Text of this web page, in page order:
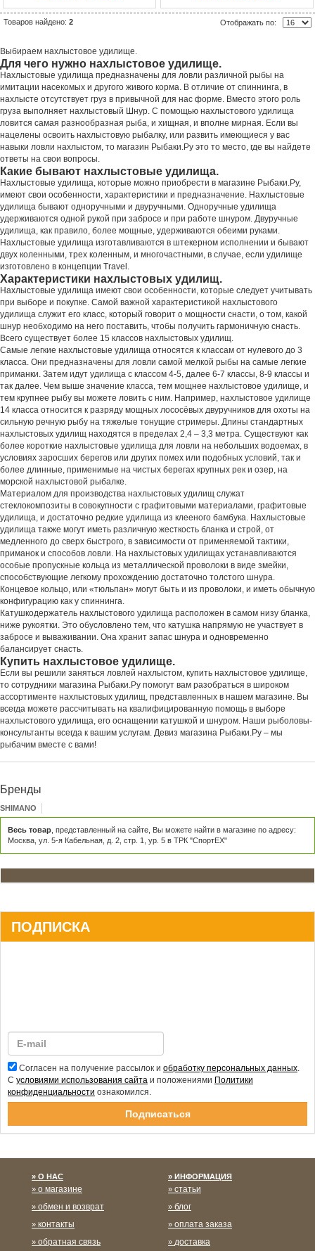
Товаров найдено: 2 Отображать по:
Выбираем нахлыстовое удилище.
Для чего нужно нахлыстовое удилище.
Нахлыстовые удилища предназначены для ловли различной рыбы на
имитации насекомых и другого живого корма. В отличие от спиннинга, в
нахлысте отсутствует груз в привычной для нас форме. Вместо этого роль
груза выполняет нахлыстовый Шнур. С помощью нахлыстового удилища
ловится самая разнообразная рыба, и хищная, и вполне мирная. Если вы
нацелены освоить нахлыстовую рыбалку, или развить имеющиеся у вас
навыки ловли нахлыстом, то магазин Рыбаки.Ру это то место, где вы найдете
ответы на свои вопросы.
Какие бывают нахлыстовые удилища.
Нахлыстовые удилища, которые можно приобрести в магазине Рыбаки.Ру,
имеют свои особенности, характеристики и предназначение. Нахлыстовые
удилища бывают одноручными и двуручными. Одноручные удилища
удерживаются одной рукой при забросе и при работе шнуром. Двуручные
удилища, как правило, более мощные, удерживаются обеими руками.
Нахлыстовые удилища изготавливаются в штекерном исполнении и бывают
двух коленными, трех коленным, и многочастными, в случае, если удилище
изготовлено в концепции Travel.
Характеристики нахлыстовых удилищ.
Нахлыстовые удилища имеют свои особенности, которые следует учитывать
при выборе и покупке. Самой важной характеристикой нахлыстового
удилища служит его класс, который говорит о мощности снасти, о том, какой
шнур необходимо на него поставить, чтобы получить гармоничную снасть.
Всего существует более 15 классов нахлыстовых удилищ.
Самые легкие нахлыстовые удилища относятся к классам от нулевого до 3
класса. Они предназначены для ловли самой мелкой рыбы на самые легкие
приманки. Затем идут удилища с классом 4-5, далее 6-7 классы, 8-9 классы и
так далее. Чем выше значение класса, тем мощнее нахлыстовое удилище, и
тем крупнее рыбу вы можете ловить с ним. Например, нахлыстовое удилище
14 класса относится к разряду мощных лососёвых двуручников для охоты на
сильную речную рыбу на тяжелые тонущие стримеры. Длины стандартных
нахлыстовых удилищ находятся в пределах 2,4 – 3,3 метра. Существуют как
более короткие нахлыстовые удилища для ловли на небольших водоемах, в
условиях заросших берегов или других помех или подобных условий, так и
более длинные, применимые на чистых берегах крупных рек и озер, на
морской нахлыстовой рыбалке.
Материалом для производства нахлыстовых удилищ служат
стеклокомпозиты в совокупности с графитовыми материалами, графитовые
удилища, и достаточно редкие удилища из клееного бамбука. Нахлыстовые
удилища также могут иметь различную жесткость бланка и строй, от
медленного до сверх быстрого, в зависимости от применяемой тактики,
приманок и способов ловли. На нахлыстовых удилищах устанавливаются
особые пропускные кольца из металлической проволоки в виде змейки,
способствующие легкому прохождению достаточно толстого шнура.
Концевое кольцо, или «тюльпан» могут быть и из проволоки, и иметь обычную
конфигурацию как у спиннинга.
Катушкодержатель нахлыстового удилища расположен в самом низу бланка,
ниже рукоятки. Это обусловлено тем, что катушка напрямую не участвует в
забросе и вываживании. Она хранит запас шнура и одновременно
балансирует снасть.
Купить нахлыстовое удилище.
Если вы решили заняться ловлей нахлыстом, купить нахлыстовое удилище,
то сотрудники магазина Рыбаки.Ру помогут вам разобраться в широком
ассортименте нахлыстовых удилищ, представленных в нашем магазине. Вы
всегда можете рассчитывать на квалифицированную помощь в выборе
нахлыстового удилища, его оснащении катушкой и шнуром. Наши рыболовы-
консультанты всегда к вашим услугам. Девиз магазина Рыбаки.Ру – мы
рыбачим вместе с вами!
Бренды
SHIMANO
Весь товар , представленный на сайте, Вы можете найти в магазине по адресу:
Москва, ул. 5-я Кабельная, д. 2, стр. 1, ур. 5 в ТРК "СпортЕХ"
ПОДПИСКА
Согласен на получение рассылок и обработку персональных данных
С условиями использования сайта и положениями Политики
конфиденциальности ознакомился.
Спасибо за подписку!
О НАС
о магазине
обмен и возврат
контакты
обратная связь
ИНФОРМАЦИЯ
статьи
блог
оплата заказа
доставка